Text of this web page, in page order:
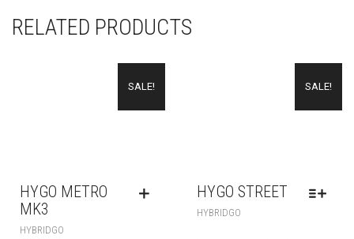
RELATED PRODUCTS
SALE!
HYGO METRO
MK3
HYBRIDGO
SALE!
HYGO STREET
HYBRIDGO